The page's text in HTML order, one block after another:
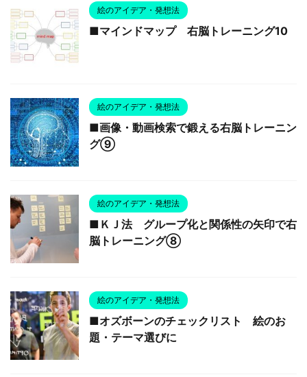
絵のアイデア・発想法
■マインドマップ 右脳トレーニング10
絵のアイデア・発想法
■画像・動画検索で鍛える右脳トレーニン
グ⑨
絵のアイデア・発想法
■ＫＪ法 グループ化と関係性の矢印で右
脳トレーニング⑧
絵のアイデア・発想法
■オズボーンのチェックリスト 絵のお
題・テーマ選びに